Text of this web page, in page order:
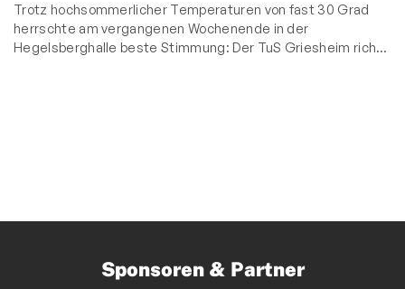
Trotz hochsommerlicher Temperaturen von fast 30 Grad
herrschte am vergangenen Wochenende in der
Hegelsberghalle beste Stimmung: Der TuS Griesheim rich…
Sponsoren & Partner